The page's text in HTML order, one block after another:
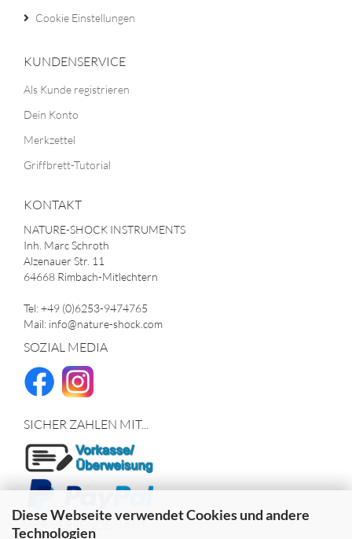
Diese Webseite verwendet Cookies und andere
Technologien
Cookie Einstellungen
KUNDENSERVICE
Als Kunde registrieren
Dein Konto
Merkzettel
Griffbrett-Tutorial
KONTAKT
NATURE-SHOCK INSTRUMENTS
Inh. Marc Schroth
Alzenauer Str. 11
64668 Rimbach-Mitlechtern
Tel: +49 (0)6253-9474765
Mail: info@nature-shock.com
SOZIAL MEDIA
SICHER ZAHLEN MIT...
WIR VERSENDEN MIT